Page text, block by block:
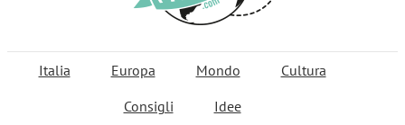
Italia Europa Mondo
Cultura
Consigli
Idee